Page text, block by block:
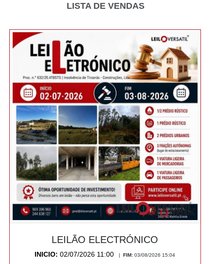
LISTA DE VENDAS
LEILÃO ELECTRÓNICO
INICIO:02/07/2026 11:00 |FIM:03/08/2026 15:04